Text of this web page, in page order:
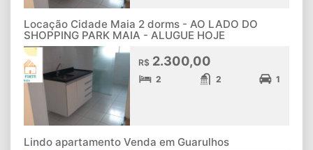
Locação Cidade Maia 2 dorms - AO LADO DO
SHOPPING PARK MAIA - ALUGUE HOJE
R$ 2.300,00
2 2 1
Lindo apartamento Venda em Guarulhos